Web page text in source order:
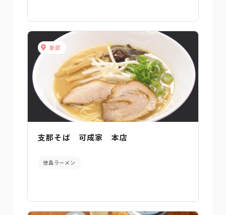
東部
支那そば 可成家 本店
徳島ラーメン